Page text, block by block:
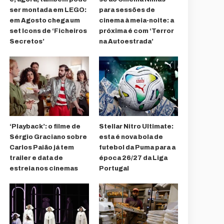
ser montada em LEGO:
em Agosto chega um
set Icons de ‘Ficheiros
Secretos’
para sessões de
cinema à meia-noite: a
próxima é com ‘Terror
na Autoestrada’
‘Playback’: o filme de
Sérgio Graciano sobre
Carlos Paião já tem
trailer e data de
estreia nos cinemas
Stellar Nitro Ultimate:
esta é nova bola de
futebol da Puma para a
época 26/27 da Liga
Portugal